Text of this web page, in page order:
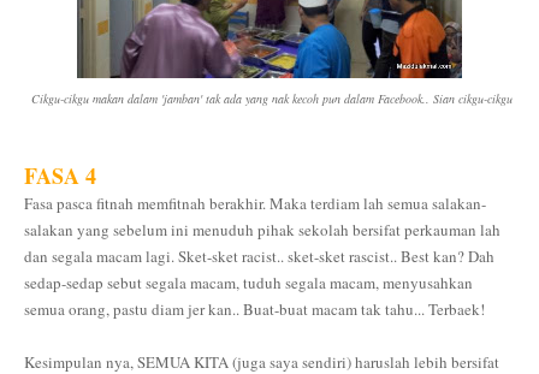
Cikgu-cikgu makan dalam 'jamban' tak ada yang nak kecoh pun dalam Facebook.. Sian cikgu-cikgu
FASA 4
Fasa pasca fitnah memfitnah berakhir. Maka terdiam lah semua salakan-
salakan yang sebelum ini menuduh pihak sekolah bersifat perkauman lah
dan segala macam lagi. Sket-sket racist.. sket-sket rascist.. Best kan? Dah
sedap-sedap sebut segala macam, tuduh segala macam, menyusahkan
semua orang, pastu diam jer kan.. Buat-buat macam tak tahu... Terbaek!
Kesimpulan nya, SEMUA KITA (juga saya sendiri) haruslah lebih bersifat